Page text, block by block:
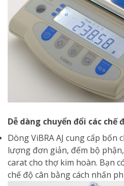
Dễ dàng chuyển đổi các chế
Dòng ViBRA AJ cung cấp bốn
lượng đơn giản, đếm bộ
carat cho thợ kim hoàn. Bạn
chế độ cân bằng cách nhấn